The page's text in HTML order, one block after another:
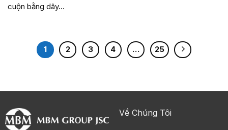
cuộn bằng dây...
1 2 3 4 … 25
Về Chúng Tôi